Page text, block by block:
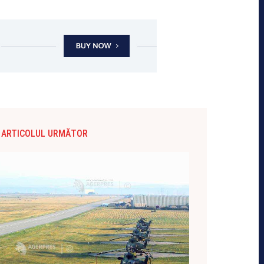
ARTICOLUL URMĂTOR